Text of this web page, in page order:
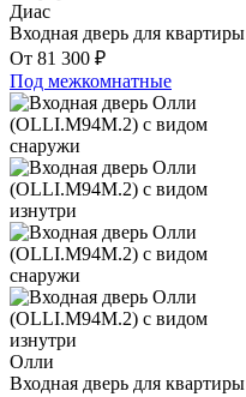
Диас
Входная дверь для квартиры
От 81 300 ₽
Под межкомнатные
Олли
Входная дверь для квартиры